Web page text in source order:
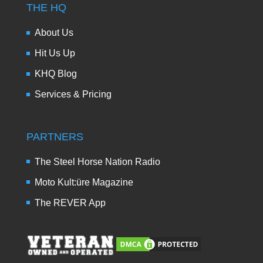
THE HQ
About Us
Hit Us Up
KHQ Blog
Services & Pricing
PARTNERS
The Steel Horse Nation Radio
Moto Kult:üre Magazine
The REVER App